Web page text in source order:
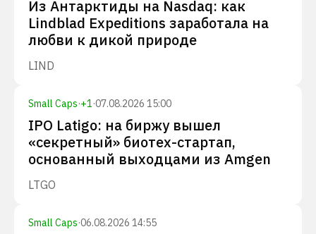
Из Антарктиды на Nasdaq: как
Lindblad Expeditions заработала на
любви к дикой природе
LIND
Small Caps·+1·07.08.2026 15:00
IPO Latigo: на биржу вышел
«секретный» биотех-стартап,
основанный выходцами из Amgen
LTGO
Small Caps·06.08.2026 14:55